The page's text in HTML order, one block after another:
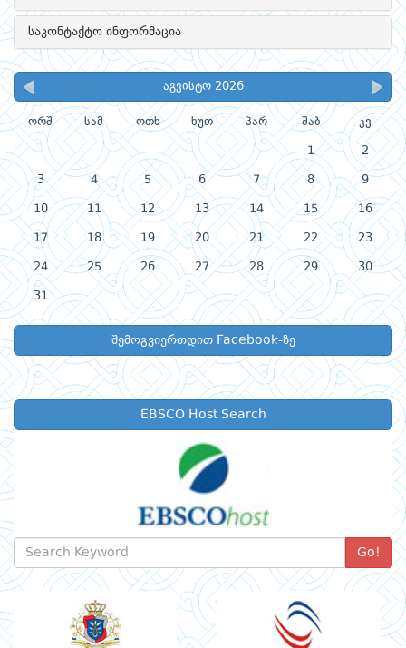
საკონტაქტო ინფორმაცია
აგვისტო 2026
ორშ სამ ოთხ ხუთ პარ შაბ კვ
1 2
3 4 5 6 7 8 9
10 11 12 13 14 15 16
17 18 19 20 21 22 23
24 25 26 27 28 29 30
31
შემოგვიერთდით Facebook-ზე
EBSCO Host Search
Go!